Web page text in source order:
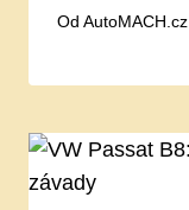
Od AutoMACH.cz